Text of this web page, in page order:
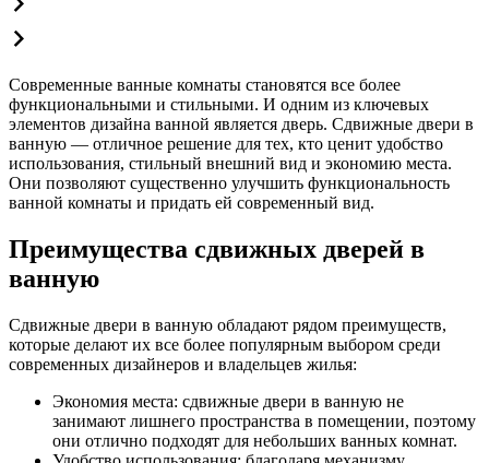
Современные ванные комнаты становятся все более
функциональными и стильными. И одним из ключевых
элементов дизайна ванной является дверь. Сдвижные двери в
ванную — отличное решение для тех, кто ценит удобство
использования, стильный внешний вид и экономию места.
Они позволяют существенно улучшить функциональность
ванной комнаты и придать ей современный вид.
Преимущества сдвижных дверей в
ванную
Сдвижные двери в ванную обладают рядом преимуществ,
которые делают их все более популярным выбором среди
современных дизайнеров и владельцев жилья:
Экономия места: сдвижные двери в ванную не
занимают лишнего пространства в помещении, поэтому
они отлично подходят для небольших ванных комнат.